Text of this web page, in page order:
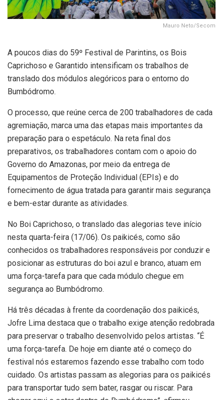
Mauro Neto/Secom
A poucos dias do 59º Festival de Parintins, os Bois
Caprichoso e Garantido intensificam os trabalhos de
translado dos módulos alegóricos para o entorno do
Bumbódromo.
O processo, que reúne cerca de 200 trabalhadores de cada
agremiação, marca uma das etapas mais importantes da
preparação para o espetáculo. Na reta final dos
preparativos, os trabalhadores contam com o apoio do
Governo do Amazonas, por meio da entrega de
Equipamentos de Proteção Individual (EPIs) e do
fornecimento de água tratada para garantir mais segurança
e bem-estar durante as atividades.
No Boi Caprichoso, o translado das alegorias teve início
nesta quarta-feira (17/06). Os paikicés, como são
conhecidos os trabalhadores responsáveis por conduzir e
posicionar as estruturas do boi azul e branco, atuam em
uma força-tarefa para que cada módulo chegue em
segurança ao Bumbódromo.
Há três décadas à frente da coordenação dos paikicés,
Jofre Lima destaca que o trabalho exige atenção redobrada
para preservar o trabalho desenvolvido pelos artistas. “É
uma força-tarefa. De hoje em diante até o começo do
festival nós estaremos fazendo esse trabalho com todo
cuidado. Os artistas passam as alegorias para os paikicés
para transportar tudo sem bater, rasgar ou riscar. Para